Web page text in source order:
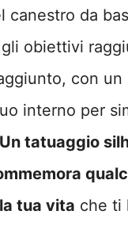
canestro da
obiettivi
con un
interno per
Un tatuaggio
tua vita che ti